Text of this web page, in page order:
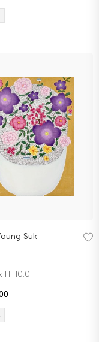
Suk
110.0